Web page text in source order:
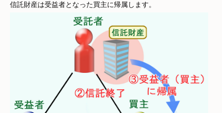
信託財産は受益者となった買主に帰属します。